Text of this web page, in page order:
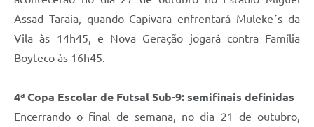
Assad Taraia, quando Capivara enfrentará Muleke´s da
Vila às 14h45, e Nova Geração jogará contra Família
Boyteco às 16h45.
4ª Copa Escolar de Futsal Sub-9: semifinais definidas
Encerrando o final de semana, no dia 21 de outubro,